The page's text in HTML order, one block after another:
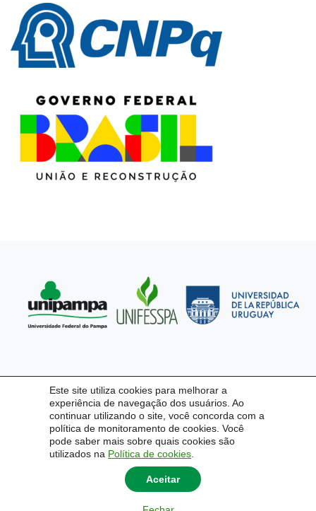
Este site utiliza cookies para melhorar a
experiência de navegação dos usuários. Ao
continuar utilizando o site, você concorda com a
política de monitoramento de cookies. Você
pode saber mais sobre quais cookies são
utilizados na Política de cookies
Aceitar